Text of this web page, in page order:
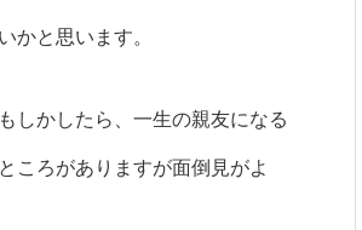
かと思います。
もしかしたら、一生の親友になる
ころがありますが面倒見がよ